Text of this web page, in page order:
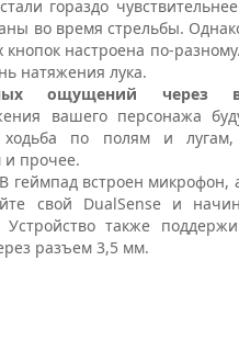
гораздо
во время стрельбы.
кнопок настроена по-
натяжения лука.
ощущений через
вашего персонажа
по полям и лугам,
прочее.
В геймпад встроен микрофон,
свой DualSense и
также
разъем 3,5 мм.